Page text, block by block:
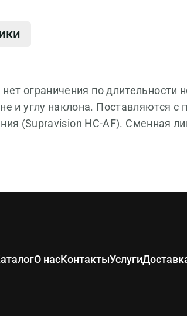
ограничения по длительности
и углу наклона. Поставляются с
(Supravision HC-AF). Сменная
О насКонтактыУслуги